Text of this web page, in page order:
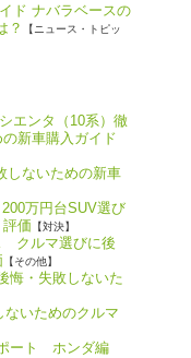
ド ナバラベースの
？
【ニュース・トピッ
エンタ（10系）徹
新車購入ガイド
ないための新車
万円台SUV選び
価 【対決】
クルマ選びに後
【その他】
悔・失敗しないた
いためのクルマ
ート ホンダ編